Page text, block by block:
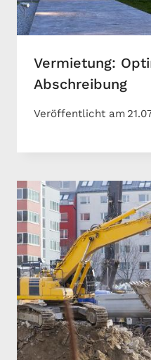
Vermietung:
Abschreibung
Veröffentlicht am